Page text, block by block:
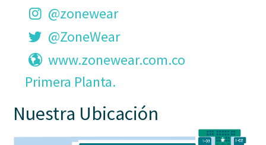
@zonewear
@ZoneWear
www.zonewear.com.co
Primera Planta.
Nuestra Ubicación